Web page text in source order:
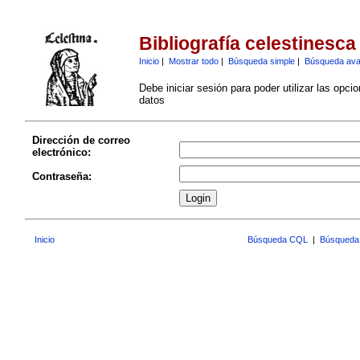
Bibliografía celestinesca
Inicio| Mostrar todo| Búsqueda simple| Búsqueda
Debe iniciar sesión para poder utilizar las
datos
Dirección de correo
electrónico:
Contraseña:
Inicio Búsqueda CQL |